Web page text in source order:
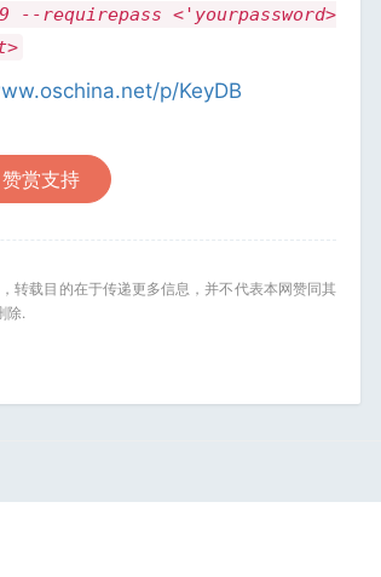
--requirepass <'yourpassword>
p/KeyDB
赞赏支持
载目的在于传递更多信息，并不代表本网赞同其
除.